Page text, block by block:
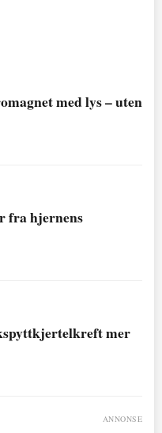
med lys – uten
fra hjernens
mer
ANNONSE